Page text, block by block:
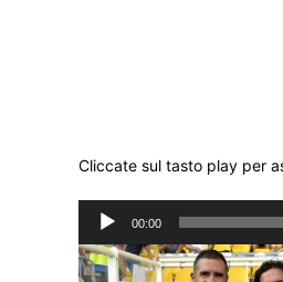
Cliccate sul tasto play per
Audio
Player
00:00